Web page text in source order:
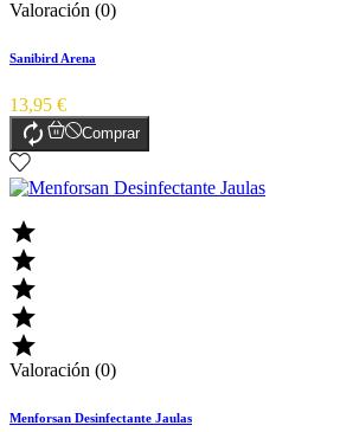
Valoración (0)
Sanibird Arena
13,95 €
 Comprar





Valoración (0)
Menforsan Desinfectante Jaulas